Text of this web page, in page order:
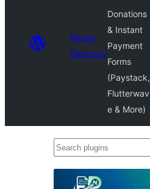
Plugin
Directory
Donations
& Instant
Payment
Forms
(Paystack,
Flutterwav
e & More)
Search